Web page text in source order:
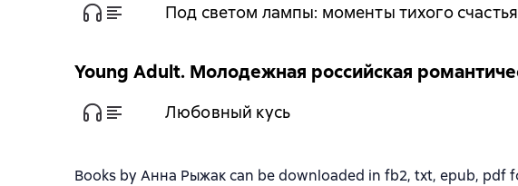
Под светом лампы: моменты тихого
Young Adult. Молодежная российская
Любовный кусь
Books by Анна Рыжак can be downloaded in fb2, txt, epub, pdf